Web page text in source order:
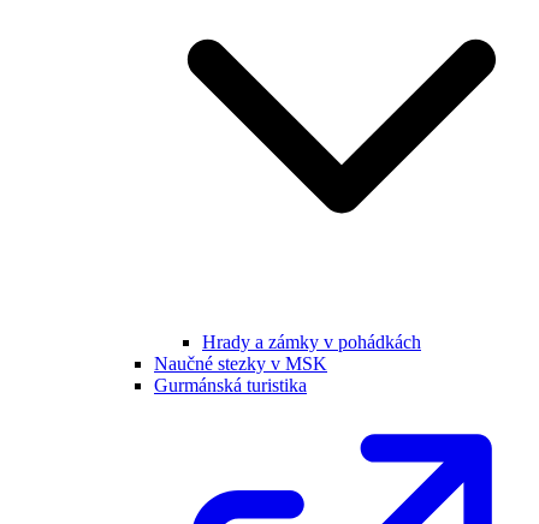
Hrady a zámky v pohádkách
Naučné stezky v MSK
Gurmánská turistika